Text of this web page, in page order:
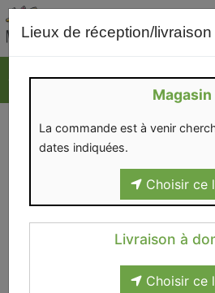
Lieux de réception/livraison
Magasin
La commande est à venir
dates indiquées.
Choisir ce
Livraison à
Choisir ce